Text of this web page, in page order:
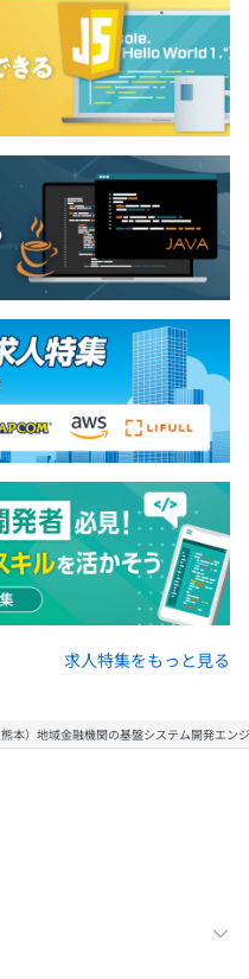
求人特集をもっと見る
熊本）地域金融機関の基盤システム開発エン